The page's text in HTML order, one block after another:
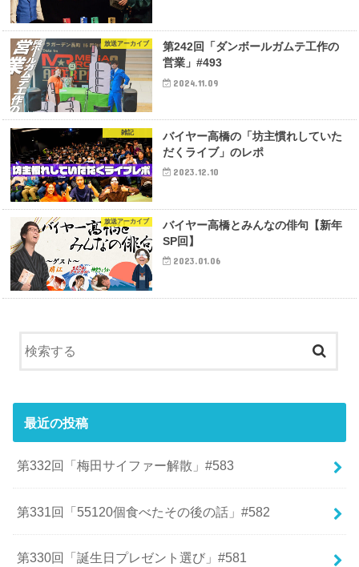
放送アーカイブ
第242回「ダンボールガムテ工作の
営業」#493
2024.11.09
雑記
バイヤー高橋の「坊主慣れしていた
だくライブ」のレポ
2023.12.10
放送アーカイブ
バイヤー高橋とみんなの俳句【新年
SP回】
2023.01.06
最近の投稿
第332回「梅田サイファー解散」#583
第331回「55120個食べたその後の話」#582
第330回「誕生日プレゼント選び」#581